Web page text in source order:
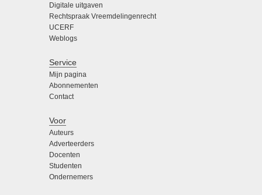
Digitale uitgaven
Rechtspraak Vreemdelingenrecht
UCERF
Weblogs
Service
Mijn pagina
Abonnementen
Contact
Voor
Auteurs
Adverteerders
Docenten
Studenten
Ondernemers